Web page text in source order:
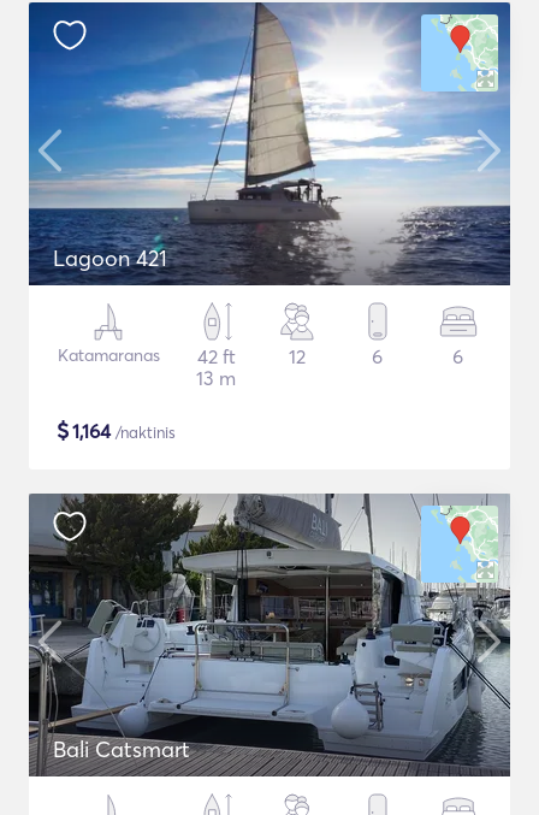
Lagoon 421
Katamaranas
42 ft
13 m
12 6 6
$1,164/naktinis
Bali Catsmart